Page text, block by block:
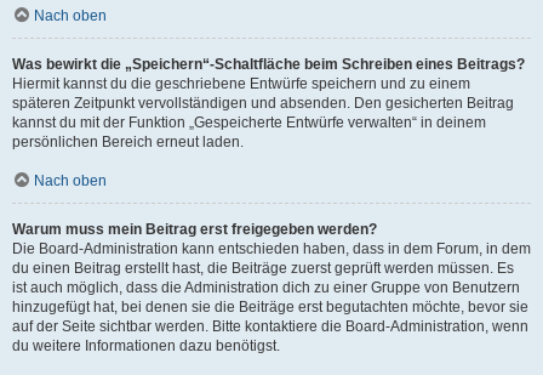
Nach oben
Was bewirkt die „Speichern“-Schaltfläche beim Schreiben eines Beitrags?
Hiermit kannst du die geschriebene Entwürfe speichern und zu einem
späteren Zeitpunkt vervollständigen und absenden. Den gesicherten Beitrag
kannst du mit der Funktion „Gespeicherte Entwürfe verwalten“ in deinem
persönlichen Bereich erneut laden.
Nach oben
Warum muss mein Beitrag erst freigegeben werden?
Die Board-Administration kann entschieden haben, dass in dem Forum, in dem
du einen Beitrag erstellt hast, die Beiträge zuerst geprüft werden müssen. Es
ist auch möglich, dass die Administration dich zu einer Gruppe von Benutzern
hinzugefügt hat, bei denen sie die Beiträge erst begutachten möchte, bevor sie
auf der Seite sichtbar werden. Bitte kontaktiere die Board-Administration, wenn
du weitere Informationen dazu benötigst.